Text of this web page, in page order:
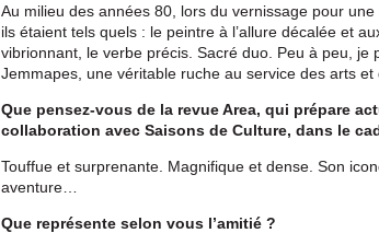
Au milieu des années 80, lors du vernissage pour
ils étaient tels quels : le peintre à l’allure décalée et
vibrionnant, le verbe précis. Sacré duo. Peu à peu, je
Jemmapes, une véritable ruche au service des arts et
Que pensez-vous de la revue Area, qui prépare
collaboration avec Saisons de Culture, dans le
Touffue et surprenante. Magnifique et dense. Son
aventure…
Que représente selon vous l’amitié ?